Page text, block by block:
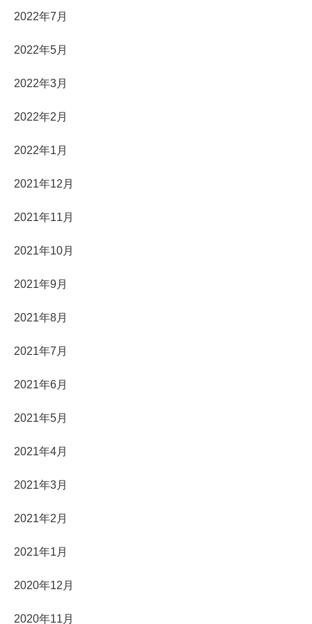
2022年7月
2022年5月
2022年3月
2022年2月
2022年1月
2021年12月
2021年11月
2021年10月
2021年9月
2021年8月
2021年7月
2021年6月
2021年5月
2021年4月
2021年3月
2021年2月
2021年1月
2020年12月
2020年11月